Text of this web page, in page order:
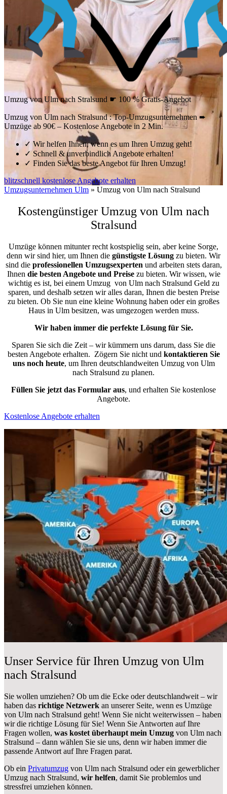
Umzug von Ulm nach Stralsund ☛ 100 % Gratis-Angebot
Umzug von Ulm nach Stralsund : Top-Umzugsunternehmen ➨
Umzüge ab 90€ – Kostenlose Angebote in 2 Min.
✓ Wir helfen Ihnen, wenn es um Ihren Umzug geht!
✓Schnell & unverbindlich Angebote erhalten!
✓ Finden Sie das beste Angebot für Ihren Umzug!
blitzschnell kostenlose Angebote erhalten
Umzugsunternehmen Ulm » Umzug von Ulm nach Stralsund
Kostengünstiger Umzug von Ulm nach
Stralsund
Umzüge können mitunter recht kostspielig sein, aber keine Sorge,
denn wir sind hier, um Ihnen die günstigste Lösung zu bieten. Wir
sind die professionellen Umzugsexperten und arbeiten stets daran,
Ihnen die besten Angebote und Preisezu bieten. Wir wissen, wie
wichtig es ist, bei einem Umzug von Ulm nach Stralsund Geld zu
sparen, und deshalb setzen wir alles daran, Ihnen die besten Preise
zu bieten. Ob Sie nun eine kleine Wohnung haben oder ein großes
Haus in Ulm besitzen, was umgezogen werden muss.
Wir haben immer die perfekte Lösung für Sie.
Sparen Sie sich die Zeit – wir kümmern uns darum, dass Sie die
besten Angebote erhalten. Zögern Sie nicht und kontaktieren Sie
uns noch heute, um Ihren deutschlandweiten Umzug von Ulm
nach Stralsund zu planen.
Füllen Sie jetzt das Formular aus, und erhalten Sie kostenlose
Angebote.
Kostenlose Angebote erhalten
Unser Service für Ihren Umzug von Ulm
nach Stralsund
Sie wollen umziehen? Ob um die Ecke oder deutschlandweit – wir
haben das richtige Netzwerk an unserer Seite, wenn es Umzüge
von Ulm nach Stralsund geht! Wenn Sie nicht weiterwissen – haben
wir die richtige Lösung für Sie! Wenn Sie Antworten auf Ihre
Fragen wollen, was kostet überhaupt mein Umzug von Ulm nach
Stralsund – dann wählen Sie sie uns, denn wir haben immer die
passende Antwort auf Ihre Fragen parat.
Ob ein Privatumzug von Ulm nach Stralsund oder ein gewerblicher
Umzug nach Stralsund, wir helfen, damit Sie problemlos und
stressfrei umziehen können.